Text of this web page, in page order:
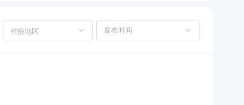
省份地区